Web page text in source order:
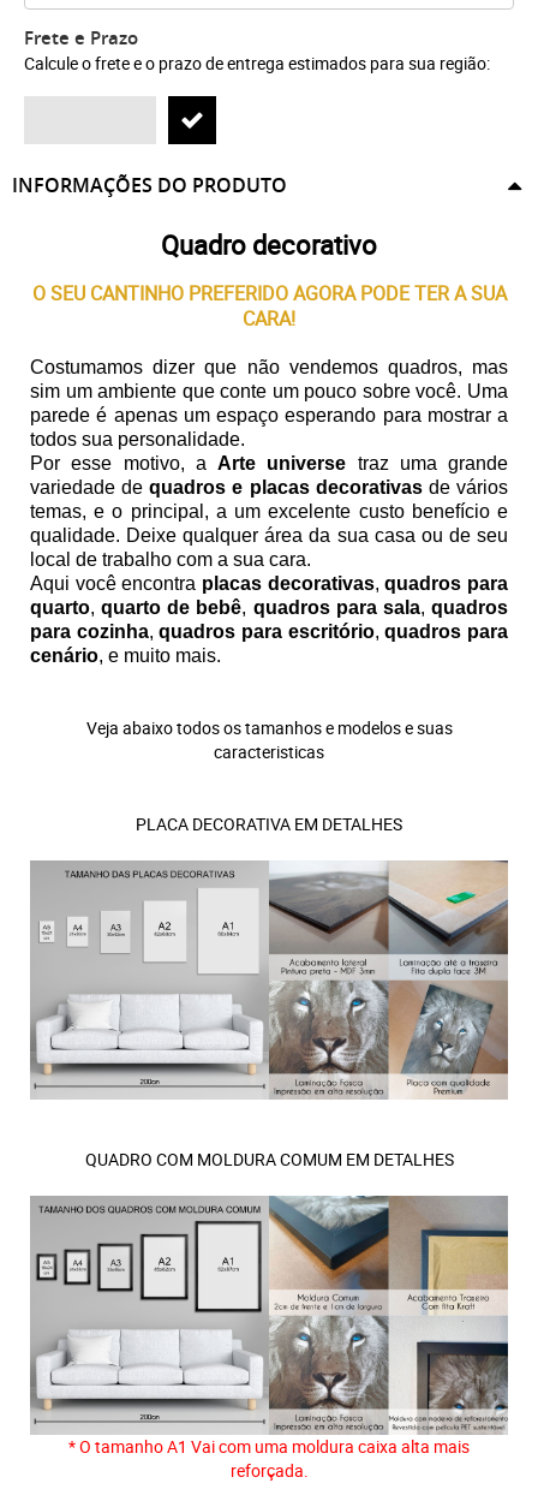
Frete e Prazo
Calcule o frete e o prazo de entrega estimados para sua região:
INFORMAÇÕES DO PRODUTO
Quadro decorativo
O SEU CANTINHO PREFERIDO AGORA PODE TER A SUA
CARA!
Costumamos dizer que não vendemos quadros, mas
sim um ambiente que conte um pouco sobre você. Uma
parede é apenas um espaço esperando para mostrar a
todos sua personalidade.
Por esse motivo, a Arte universe traz uma grande
variedade de quadros e placas decorativasde vários
temas, e o principal, a um excelente custo benefício e
qualidade. Deixe qualquer área da sua casa ou de seu
local de trabalho com a sua cara.
Aqui você encontra placas decorativas,quadros para
quarto,quarto de bebê, quadros para sala, quadros
para cozinha, quadros para escritório,quadros para
cenário, e muito mais.
Veja abaixo todos os tamanhos e modelos e suas
caracteristicas
PLACA DECORATIVA EM DETALHES
QUADRO COM MOLDURA COMUM EM DETALHES
* O tamanho A1 Vai com uma moldura caixa alta mais
reforçada.